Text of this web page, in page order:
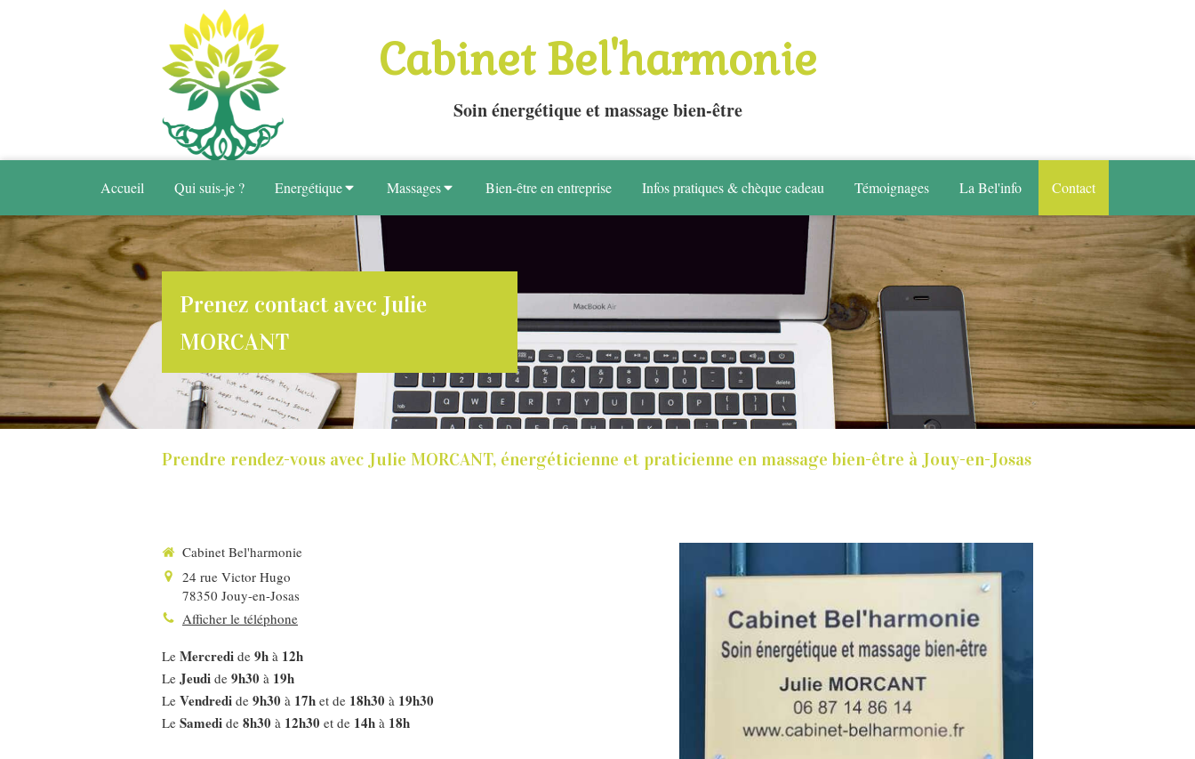
Cabinet Bel'harmonie
Soin énergétique et massage bien-être
Accueil Qui suis-je ? Energétique Massages Bien-être en entreprise Infos pratiques & chèque cadeau Témoignages La Bel'info Contact
Prenez contact avec Julie
MORCANT
Prendre rendez-vous avec Julie MORCANT, énergéticienne et praticienne en massage bien-être à Jouy-en-Josas
Cabinet Bel'harmonie
24 rue Victor Hugo
78350 Jouy-en-Josas
Afficher le téléphone
Le Mercredi de 9h à 12h
Le Jeudi de 9h30 à 19h
Le Vendredi de 9h30 à 17h et de 18h30 à 19h30
Le Samedi de 8h30 à 12h30 et de 14h à 18h